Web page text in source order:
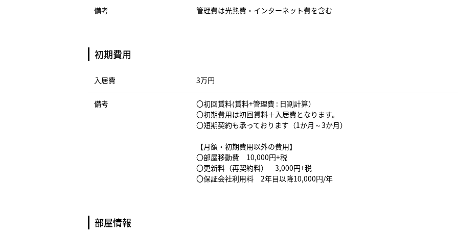
備考 管理費は光熱費・インターネット費を含む
初期費用
入居費 3万円
備考
〇初回賃料(賃料+管理費 : 日割計算）
〇初期費用は初回賃料＋入居費となります。
〇短期契約も承っております（1か月～3か月）
【月額・初期費用以外の費用】
〇部屋移動費 10,000円+税
〇更新料（再契約料） 3,000円+税
〇保証会社利用料 2年目以降10,000円/年
部屋情報